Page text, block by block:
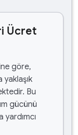
Ücret
göre,
yaklaşık
Bu
gücünü